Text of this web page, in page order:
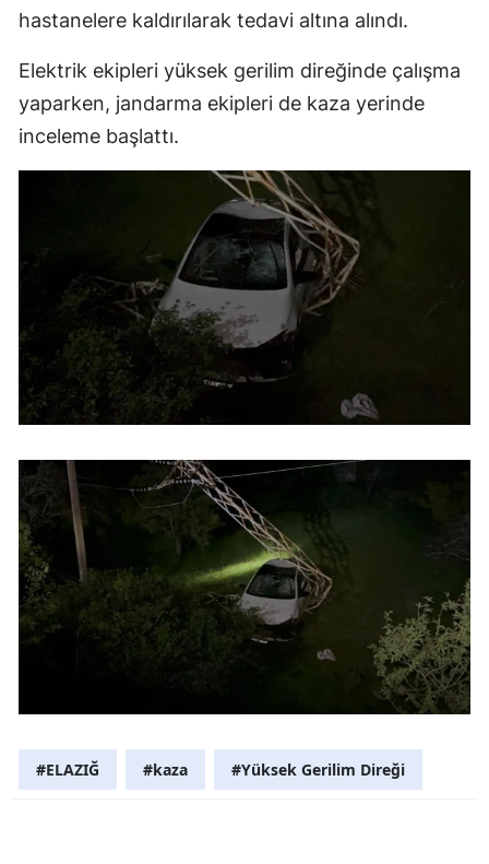
Kastamonu
Mardin
Muğla
Muş
Nevşehir
Niğde
Ordu
hastanelere kaldırılarak tedavi altına alındı.
Elektrik ekipleri yüksek gerilim direğinde çalışma
yaparken, jandarma ekipleri de kaza yerinde
inceleme başlattı.
#ELAZIĞ #kaza #Yüksek Gerilim Direği